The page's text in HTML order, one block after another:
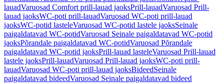
lauadVaruosad Comfort prill-lauad jaoksPrill-lauadVaruosad Prill-
lauad jaoksWC-poti prill-lauadVaruosad WC-poti prill-lauad
jaoksWC-potid lasteleVaruosad WC-potid lastele jaoksSeinale
paigaldatavad WC-potidVaruosad Seinale paigaldatavad WC-potid
jaoksPõrandale paigaldatavad WC-potidVaruosad Põrandale
paigaldatavad WC-potid jaoksPrill-lauad lasteleVaruosad Prill-lauad
lastele jaoksPrill-lauadVaruosad Prill-lauad jaoksWC-poti prill-
lauadVaruosad WC-poti prill-lauad jaoksBideedSeinale
paigaldatavad bideedVaruosad Seinale paigaldatavad bideed